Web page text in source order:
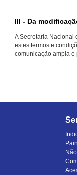
III - Da
A Secretaria Nacional
estes termos e
comunicação ampla e